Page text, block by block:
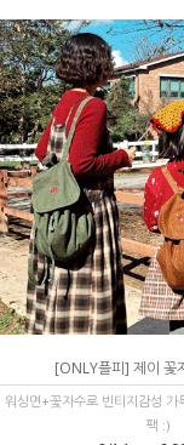
[ONLY플피] 제이 꽃
워싱면+꽃자수로 빈티지감성 가
팩 :)